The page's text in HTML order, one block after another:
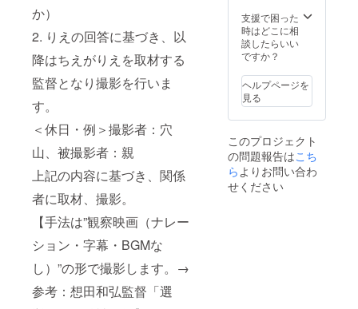
か）
2. りえの回答に基づき、以
降はちえがりえを取材する
監督となり撮影を行いま
す。
＜休日・例＞撮影者：穴
山、被撮影者：親
上記の内容に基づき、関係
者に取材、撮影。
【手法は”観察映画（ナレー
ション・字幕・BGMな
し）”の形で撮影します。→
参考：想田和弘監督「選
支援で困った
時はどこに相
談したらいい
ですか？
ヘルプページを
見る
このプロジェクト
の問題報告はこち
らよりお問い合わ
せください